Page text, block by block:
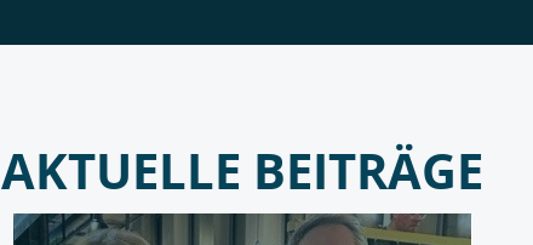
AKTUELLE BEITRÄGE